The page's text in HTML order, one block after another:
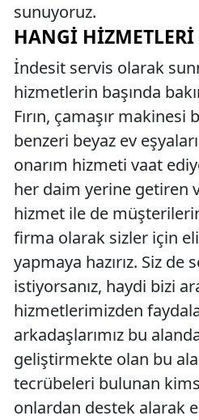
sunuyoruz.
HANGI HIZMETLERI
İndesit servis olarak
hizmetlerin başında
Fırın, çamaşır makinesi
benzeri beyaz ev
onarım hizmeti vaat
her daim yerine getiren
hizmet ile de
firma olarak sizler için
yapmaya hazırız. Siz
istiyorsanız, haydi bizi
hizmetlerimizden
arkadaşlarımız bu
geliştirmekte olan bu
tecrübeleri bulunan
onlardan destek alarak